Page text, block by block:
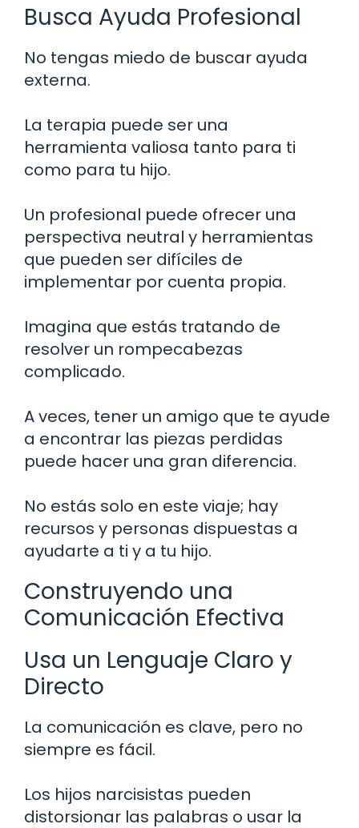
Busca Ayuda Profesional
No tengas miedo de buscar ayuda
externa.
La terapia puede ser una
herramienta valiosa tanto para ti
como para tu hijo.
Un profesional puede ofrecer una
perspectiva neutral y herramientas
que pueden ser difíciles de
implementar por cuenta propia.
Imagina que estás tratando de
resolver un rompecabezas
complicado.
A veces, tener un amigo que te ayude
a encontrar las piezas perdidas
puede hacer una gran diferencia.
No estás solo en este viaje; hay
recursos y personas dispuestas a
ayudarte a ti y a tu hijo.
Construyendo una
Comunicación Efectiva
Usa un Lenguaje Claro y
Directo
La comunicación es clave, pero no
siempre es fácil.
Los hijos narcisistas pueden
distorsionar las palabras o usar la